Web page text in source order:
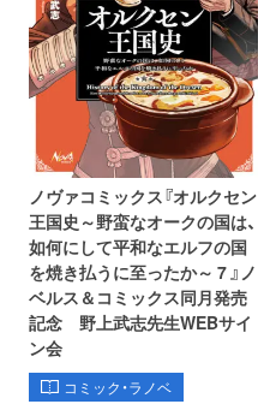
ノヴァコミックス『オルクセン
王国史～野蛮なオークの国は、
如何にして平和なエルフの国
を焼き払うに至ったか～ 7 』ノ
ベルス＆コミックス同月発売
記念 野上武志先生WEBサイ
ン会
コミック・ラノベ